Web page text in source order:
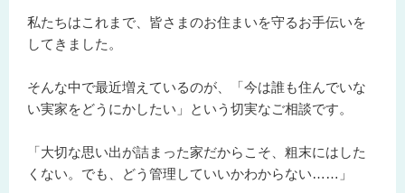
私たちはこれまで、皆さまのお住まいを守るお手伝いを
してきました。
そんな中で最近増えているのが、「今は誰も住んでいな
い実家をどうにかしたい」という切実なご相談です。
「大切な思い出が詰まった家だからこそ、粗末にはした
くない。でも、どう管理していいかわからない……」